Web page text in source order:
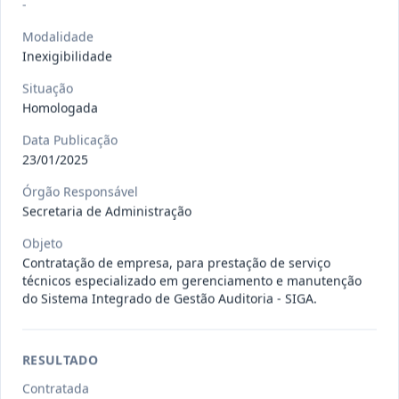
027/2026
Pregão
SEGURO, PARA
Situação:
025/2026
Pregão
Eletrônico
CONTRATAÇÃO DE EMPRESA PARA
LOCAÇÃO...
-
Modalidade
Inexigibilidade
Situação
Homologada
Data Publicação
23/01/2025
Órgão Responsável
Secretaria de Administração
Objeto
Contratação de empresa, para prestação de serviço
técnicos especializado em gerenciamento e manutenção
do Sistema Integrado de Gestão Auditoria - SIGA.
RESULTADO
Contratada